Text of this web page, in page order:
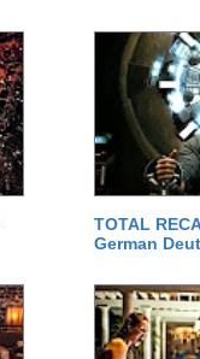
TOTAL
German